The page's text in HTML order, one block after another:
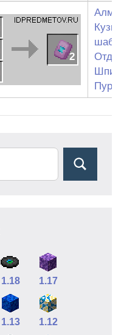
2
1.18 1.17
1.13 1.12